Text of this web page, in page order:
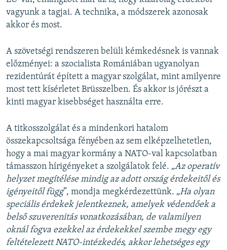
vagyunk a tagjai. A technika, a módszerek azonosak
akkor és most.
A szövetségi rendszeren belüli kémkedésnek is vannak
előzményei: a szocialista Romániában ugyanolyan
rezidentúrát épített a magyar szolgálat, mint amilyenre
most tett kísérletet Brüsszelben. És akkor is jórészt a
kinti magyar kisebbséget használta erre.
A titkosszolgálat és a mindenkori hatalom
összekapcsoltsága fényében az sem elképzelhetetlen,
hogy a mai magyar kormány a NATO-val kapcsolatban
támasszon hírigényeket a szolgálatok felé. „Az operatív
helyzet megítélése mindig az adott ország érdekeitől és
igényeitől függ”, mondja megkérdezettünk. „Ha olyan
speciális érdekek jelentkeznek, amelyek védendőek a
belső szuverenitás vonatkozásában, de valamilyen
oknál fogva ezekkel az érdekekkel szembe megy egy
feltételezett NATO-intézkedés, akkor lehetséges egy